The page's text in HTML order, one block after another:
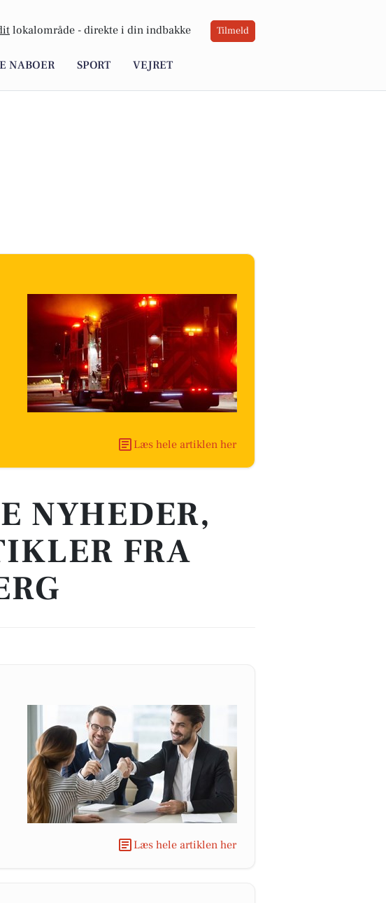
lokalområde - direkte i din indbakke Tilmeld
NABOER SPORT VEJRET
Læs hele artiklen her
NYHEDER,
FRA
Læs hele artiklen her